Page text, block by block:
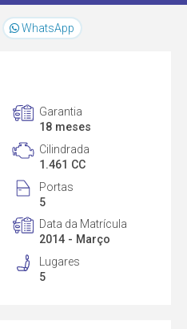
WhatsApp
Garantia
18 meses
Cilindrada
1.461 CC
Portas
5
Data da Matrícula
2014 - Março
Lugares
5